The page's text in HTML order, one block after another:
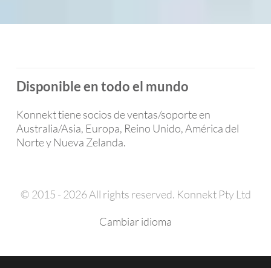
Disponible en todo el mundo
Konnekt tiene socios de ventas/soporte en
Australia/Asia, Europa, Reino Unido, América del
Norte y Nueva Zelanda.
© 2015 - 2026 All rights reserved. Konnekt Pty Ltd
Cambiar idioma